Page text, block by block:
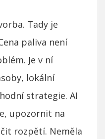
Tady je
paliva není
Je v ní
lokální
strategie. AI
upozornit na
rozpětí. Neměla